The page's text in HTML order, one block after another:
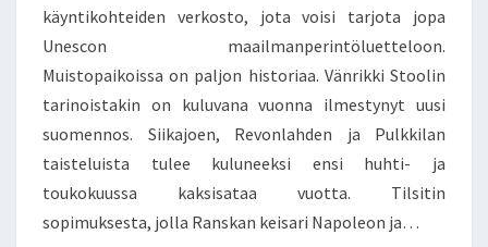
E
N
Ä
I
S
N
Ä
V
käyntikohteiden verkosto, jota voisi tarjota jopa
Unescon maailmanperintöluetteloon.
Muistopaikoissa on paljon historiaa. Vänrikki Stoolin
tarinoistakin on kuluvana vuonna ilmestynyt uusi
suomennos. Siikajoen, Revonlahden ja Pulkkilan
taisteluista tulee kuluneeksi ensi huhti- ja
toukokuussa kaksisataa vuotta. Tilsitin
sopimuksesta, jolla Ranskan keisari Napoleon ja…